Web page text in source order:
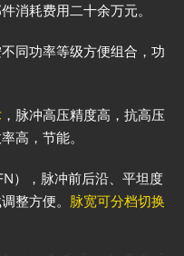
消耗费用二十余万元。
同功率等级方便组合，功
，脉冲高压精度高，抗高压
高，节能。
），脉冲前后沿、平坦度
整方便。 脉宽可分档切换